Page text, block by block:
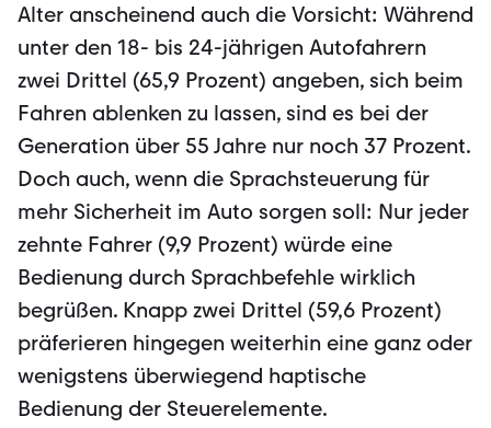
Alter anscheinend auch die Vorsicht: Während
unter den 18- bis 24-jährigen Autofahrern
zwei Drittel (65,9 Prozent) angeben, sich beim
Fahren ablenken zu las­sen, sind es bei der
Generation über 55 Jahre nur noch 37 Prozent.
Doch auch, wenn die Sprachsteuerung für
mehr Sicherheit im Auto sorgen soll: Nur jeder
zehnte Fah­rer (9,9 Prozent) würde eine
Bedienung durch Sprachbefehle wirklich
begrüßen. Knapp zwei Drittel (59,6 Prozent)
präferieren hingegen weiterhin eine ganz oder
we­nigstens überwiegend haptische
Bedienung der Steue­relemente.